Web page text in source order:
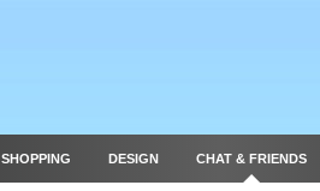
SHOPPING DESIGN CHAT & FRIENDS